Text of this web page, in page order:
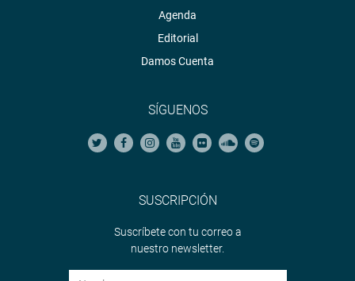
Agenda
Editorial
Damos Cuenta
SÍGUENOS
SUSCRIPCIÓN
Suscríbete con tu correo a
nuestro newsletter.